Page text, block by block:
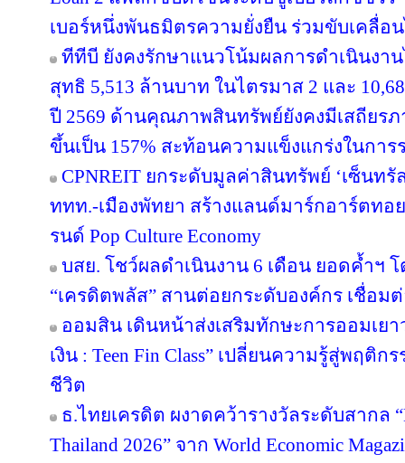
เบอร์หนึ่งพันธมิตรความยั่งยืน ร่วมขับเคลื่อ
ทีทีบี ยังคงรักษาแนวโน้มผลการดำเนินงา
สุทธิ 5,513 ล้านบาท ในไตรมาส 2 และ
ปี 2569 ด้านคุณภาพสินทรัพย์ยังคงมีเสถียรภ
ขึ้นเป็น 157% สะท้อนความแข็งแกร่งในการ
CPNREIT ยกระดับมูลค่าสินทรัพย์ ‘เซ็นทรั
ททท.-เมืองพัทยา สร้างแลนด์มาร์กอาร์ตทอ
รนด์ Pop Culture Economy
บสย. โชว์ผลดำเนินงาน 6 เดือน ยอดค้ำฯ
“เครดิตพลัส” สานต่อยกระดับองค์กร เชื่อมต่
ออมสิน เดินหน้าส่งเสริมทักษะการออมเยา
เงิน : Teen Fin Class” เปลี่ยนความรู้สู่พฤติ
ชีวิต
ธ.ไทยเครดิต ผงาดคว้ารางวัลระดับสากล
Thailand 2026” จาก World Economic